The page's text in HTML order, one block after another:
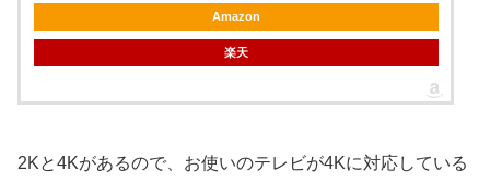
Amazon
楽天
2Kと4Kがあるので、お使いのテレビが4Kに対応している